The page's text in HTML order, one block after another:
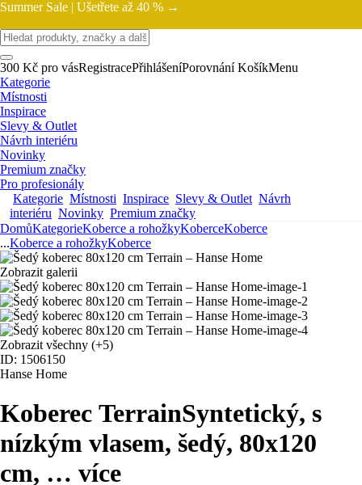
Summer Sale | Ušetřete až 40 % →
300 Kč pro vásRegistracePřihlášeníPorovnání KošíkMenu
Kategorie
Místnosti
Inspirace
Slevy & Outlet
Návrh interiéru
Novinky
Premium značky
Pro profesionály
Kategorie Místnosti Inspirace Slevy & Outlet Návrh
interiéru Novinky Premium značky
DomůKategorieKoberce a rohožkyKoberceKoberce
...Koberce a rohožkyKoberce
Zobrazit galerii
Zobrazit všechny (+5)
ID: 1506150
Hanse Home
Koberec TerrainSyntetický, s
nízkým vlasem, šedý, 80x120
cm, … více